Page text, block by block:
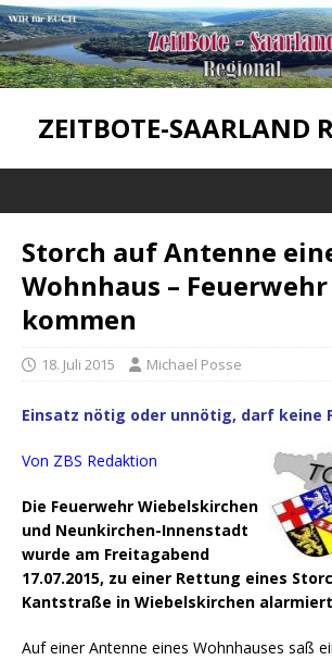
ZEITBOTE-SAARLAND
Storch auf Antenne
Wohnhaus –
kommen
18. Juli 2015 Michael Posse
Einsatz nötig oder unnötig, darf keine
Von ZBS Redaktion
Die Feuerwehr Wiebelskirchen
und Neunkirchen-Innenstadt
wurde am Freitagabend
17.07.2015, zu einer Rettung eines
Kantstraße in Wiebelskirchen
Auf einer Antenne eines Wohnhauses saß